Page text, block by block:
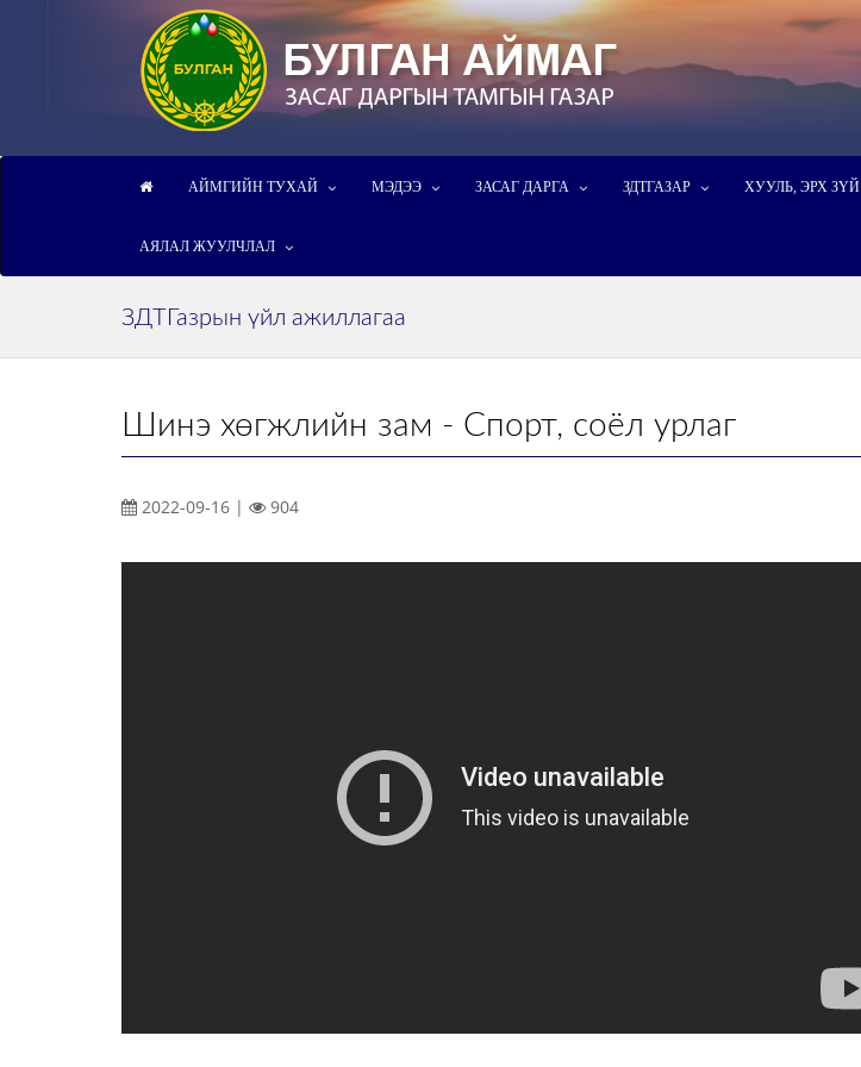
АЙМГИЙН ТУХАЙ МЭДЭЭ ЗАСАГ ДАРГА ЗДТГАЗАР ХУУЛЬ, ЭРХ ЗҮЙ
АЯЛАЛ ЖУУЛЧЛАЛ
ЗДТГазрын үйл ажиллагаа
Шинэ хөгжлийн зам - Спорт, соёл урлаг
2022-09-16 | 904